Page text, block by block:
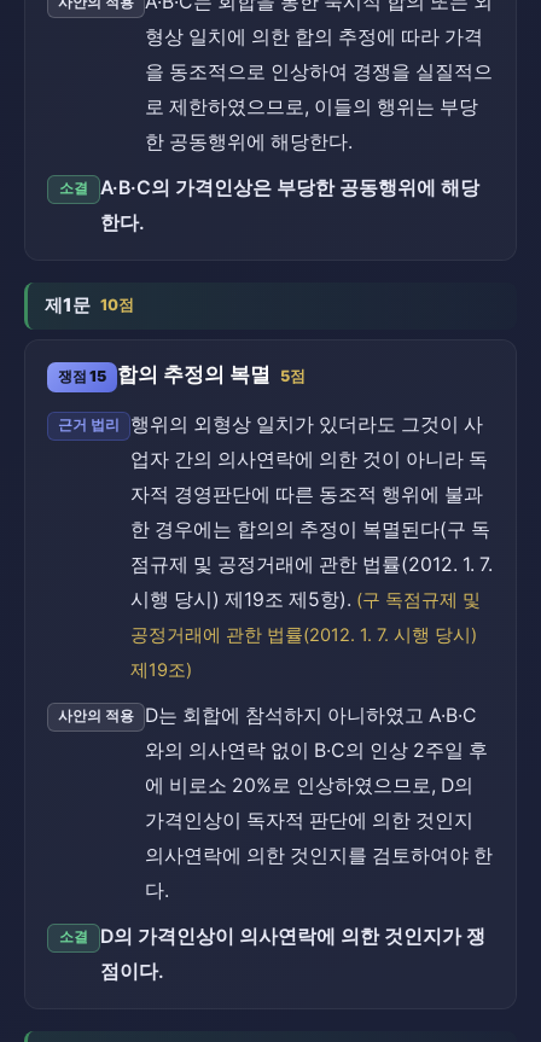
형상 일치에 의한 합의 추정에 따라 가격
을 동조적으로 인상하여 경쟁을 실질적으
로 제한하였으므로, 이들의 행위는 부당
한 공동행위에 해당한다.
소결
A·B·C의 가격인상은 부당한 공동행위에 해당
한다.
제1문 10점
쟁점 15 합의 추정의 복멸 5점
근거 법리
행위의 외형상 일치가 있더라도 그것이 사
업자 간의 의사연락에 의한 것이 아니라 독
자적 경영판단에 따른 동조적 행위에 불과
한 경우에는 합의의 추정이 복멸된다(구 독
점규제 및 공정거래에 관한 법률(2012. 1. 7.
시행 당시) 제19조 제5항). (구 독점규제 및
공정거래에 관한 법률(2012. 1. 7. 시행 당시)
제19조)
사안의 적용
D는 회합에 참석하지 아니하였고 A·B·C
와의 의사연락 없이 B·C의 인상 2주일 후
에 비로소 20%로 인상하였으므로, D의
가격인상이 독자적 판단에 의한 것인지
의사연락에 의한 것인지를 검토하여야 한
다.
소결
D의 가격인상이 의사연락에 의한 것인지가 쟁
점이다.